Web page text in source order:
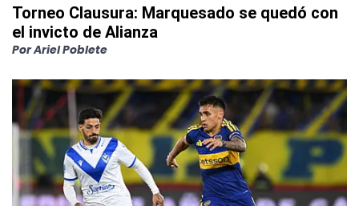
Torneo Clausura: Marquesado se quedó con
el invicto de Alianza
PorAriel Poblete